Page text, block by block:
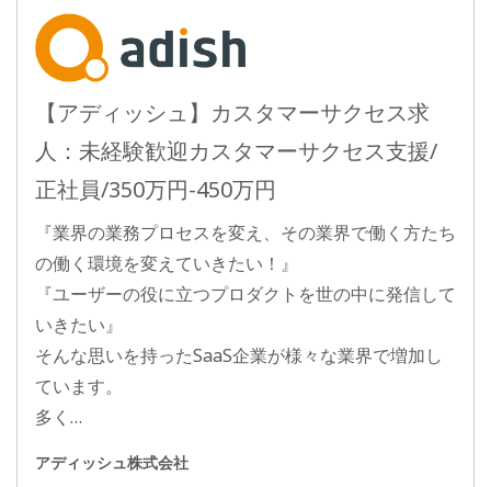
【アディッシュ】カスタマーサクセス求
人：未経験歓迎カスタマーサクセス支援/
正社員/350万円-450万円
『業界の業務プロセスを変え、その業界で働く方たち
の働く環境を変えていきたい！』
『ユーザーの役に立つプロダクトを世の中に発信して
いきたい』
そんな思いを持ったSaaS企業が様々な業界で増加し
ています。
多く…
アディッシュ株式会社